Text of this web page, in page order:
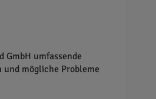
umfassende
mögliche Probleme